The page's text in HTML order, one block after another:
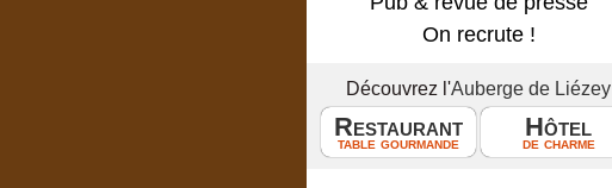
On recrute !
Découvrez l'Auberge de Liézey
Restaurant
table gourmande
Hôtel
de charme